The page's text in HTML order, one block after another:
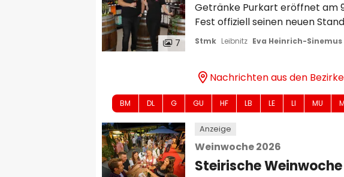
7
Getränke Purkart eröffnet am
Fest offiziell seinen neuen
GLEINSTÄTTEN. Was mit einer
zur Eröffnung des neuen
(gegenüber der Billa-Filiale)
ZuverlässigkeitIm März 2021
Flaschen....
Stmk Leibnitz Eva Heinrich-Sinemus
Nachrichten aus den
BM DL G GU HF LB LE LI MU
Anzeige
Weinwoche 2026
Steirische